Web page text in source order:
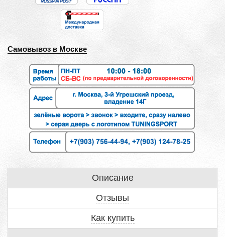
Самовывоз в Москве
Описание
Отзывы
Как купить